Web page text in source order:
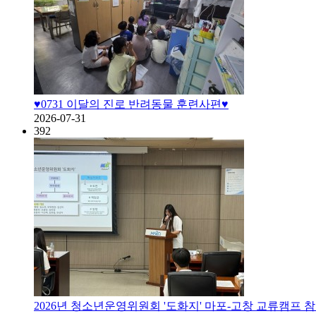
♥0731 이달의 진로 반려동물 훈련사편♥
2026-07-31
392
2026년 청소년운영위원회 '도화지' 마포-고창 교류캠프